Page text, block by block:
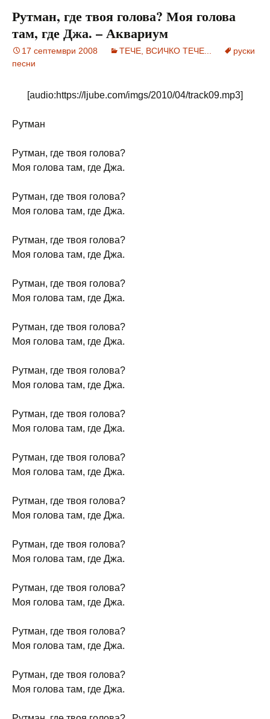
Рутман, где твоя голова? Моя голова
там, где Джа. – Аквариум
17 септември 2008 ТЕЧЕ, ВСИЧКО ТЕЧЕ...
руски
песни
[audio:https://ljube.com/imgs/2010/04/track09.mp3]
Рутман
Рутман, где твоя голова?
Моя голова там, где Джа.
Рутман, где твоя голова?
Моя голова там, где Джа.
Рутман, где твоя голова?
Моя голова там, где Джа.
Рутман, где твоя голова?
Моя голова там, где Джа.
Рутман, где твоя голова?
Моя голова там, где Джа.
Рутман, где твоя голова?
Моя голова там, где Джа.
Рутман, где твоя голова?
Моя голова там, где Джа.
Рутман, где твоя голова?
Моя голова там, где Джа.
Рутман, где твоя голова?
Моя голова там, где Джа.
Рутман, где твоя голова?
Моя голова там, где Джа.
Рутман, где твоя голова?
Моя голова там, где Джа.
Рутман, где твоя голова?
Моя голова там, где Джа.
Рутман, где твоя голова?
Моя голова там, где Джа.